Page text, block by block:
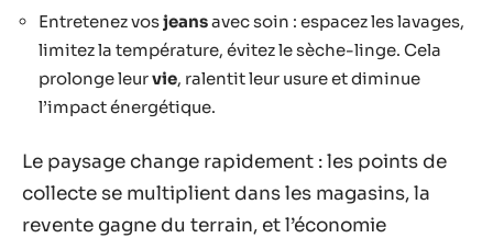
Entretenez vosjeansavec soin : espacez les lavages,
limitez la température, évitez le sèche-linge. Cela
prolonge leurvie, ralentit leur usure et diminue
l’impact énergétique.
Le paysage change rapidement : les points de
collecte se multiplient dans les magasins, la
revente gagne du terrain, et l’économie